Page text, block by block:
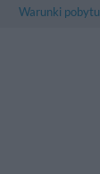
Warunki pobytu